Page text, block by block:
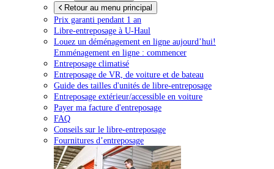
Retour au menu principal
Prix garanti pendant 1 an
Libre-entreposage à U-Haul
Louez un déménagement en ligne aujourd’hui!
Emménagement en ligne : commencer
Entreposage climatisé
Entreposage de VR, de voiture et de bateau
Guide des tailles d'unités de libre-entreposage
Entreposage extérieur/accessible en voiture
Payer ma facture d'entreposage
FAQ
Conseils sur le libre-entreposage
Fournitures d’entreposage